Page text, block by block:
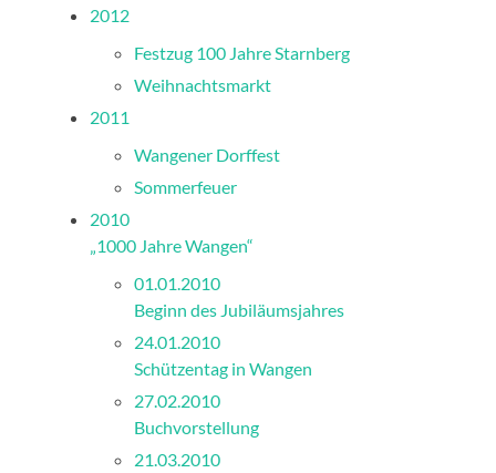
2012
Festzug 100 Jahre Starnberg
Weihnachtsmarkt
2011
Wangener Dorffest
Sommerfeuer
2010
„1000 Jahre Wangen“
01.01.2010
Beginn des Jubiläumsjahres
24.01.2010
Schützentag in Wangen
27.02.2010
Buchvorstellung
21.03.2010